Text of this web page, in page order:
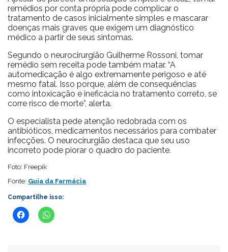
remédios por conta própria pode complicar o
tratamento de casos inicialmente simples e mascarar
doenças mais graves que exigem um diagnóstico
médico a partir de seus sintomas.
Segundo o neurocirurgião Guilherme Rossoni, tomar
remédio sem receita pode também matar. “A
automedicação é algo extremamente perigoso e até
mesmo fatal. Isso porque, além de consequências
como intoxicação e ineficácia no tratamento correto, se
corre risco de morte”, alerta.
O especialista pede atenção redobrada com os
antibióticos, medicamentos necessários para combater
infecções. O neurocirurgião destaca que seu uso
incorreto pode piorar o quadro do paciente.
Foto: Freepik
Fonte: Guia da Farmácia
Compartilhe isso: